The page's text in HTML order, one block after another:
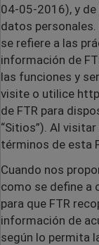
04-05-2016), y
datos
se refiere a las
información de
las funciones y
visite o utilice
de FTR para
“Sitios”). Al
términos de esta
Cuando nos
como se define a
para que FTR
información de
según lo permita